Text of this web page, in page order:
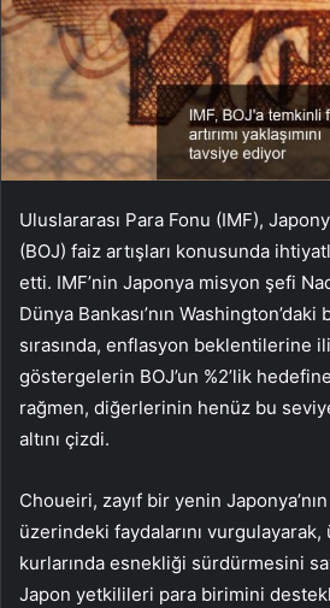
Uluslararası Para Fonu (IMF),
(BOJ) faiz artışları konusunda
etti. IMF’nin Japonya misyon şefi
Dünya Bankası’nın Washington’daki
sırasında, enflasyon beklentilerine
göstergelerin BOJ’un %2’lik
rağmen, diğerlerinin henüz bu
altını çizdi.
Choueiri, zayıf bir yenin
üzerindeki faydalarını
kurlarında esnekliği sürdürmesini
Japon yetkilileri para birimini